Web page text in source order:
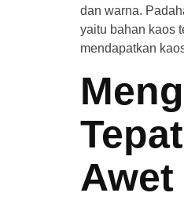
dan warna.
yaitu bahan kaos
mendapatkan
Awet